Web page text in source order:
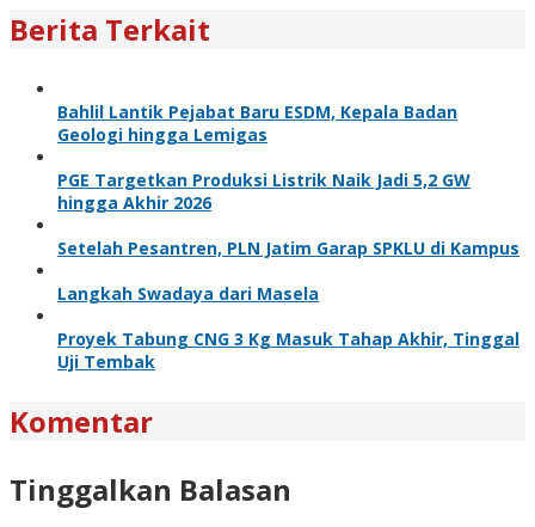
Berita Terkait
Bahlil Lantik Pejabat Baru ESDM, Kepala Badan
Geologi hingga Lemigas
PGE Targetkan Produksi Listrik Naik Jadi 5,2 GW
hingga Akhir 2026
Setelah Pesantren, PLN Jatim Garap SPKLU di Kampus
Langkah Swadaya dari Masela
Proyek Tabung CNG 3 Kg Masuk Tahap Akhir, Tinggal
Uji Tembak
Komentar
Tinggalkan Balasan